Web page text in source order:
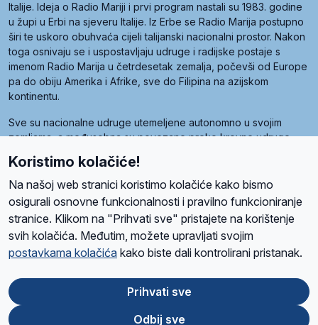
Italije. Ideja o Radio Mariji i prvi program nastali su 1983. godine
u župi u Erbi na sjeveru Italije. Iz Erbe se Radio Marija postupno
širi te uskoro obuhvaća cijeli talijanski nacionalni prostor. Nakon
toga osnivaju se i uspostavljaju udruge i radijske postaje s
imenom Radio Marija u četrdesetak zemalja, počevši od Europe
pa do obiju Amerika i Afrike, sve do Filipina na azijskom
kontinentu.
Sve su nacionalne udruge utemeljene autonomno u svojim
zemljama, a međusobna su povezane preko krovne udruge
Radio Maria). Svjetsku obitelj utemeljilo je sedam članica, među
kojima je i hrvatska Udruga Radio Marija.
O namaRadio ProgramVolonteriPrijateljiKontaktPravila privatnosti
Ova stranica je zaštićena Google reCAPTCHA sustavom
Google
Koristimo kolačiće!
Na našoj web stranici koristimo kolačiće kako bismo
osigurali osnovne funkcionalnosti i pravilno funkcioniranje
stranice. Klikom na "Prihvati sve" pristajete na korištenje
svih kolačića. Međutim, možete upravljati svojim
postavkama kolačića kako biste dali kontrolirani pristanak.
Prihvati sve
Odbij sve